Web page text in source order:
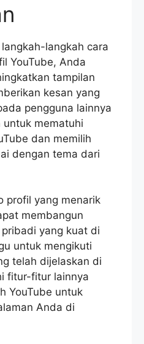
langkah cara
YouTube, Anda
tampilan
kesan yang
pengguna lainnya
untuk mematuhi
dan memilih
dengan tema dari
profil yang menarik
membangun
yang kuat di
untuk mengikuti
telah dijelaskan di
fitur-fitur lainnya
YouTube untuk
Anda di